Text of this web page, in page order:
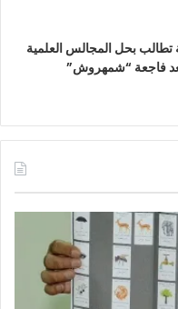
تطالب بحل المجالس العلمية
فاجعة “شمهروش”